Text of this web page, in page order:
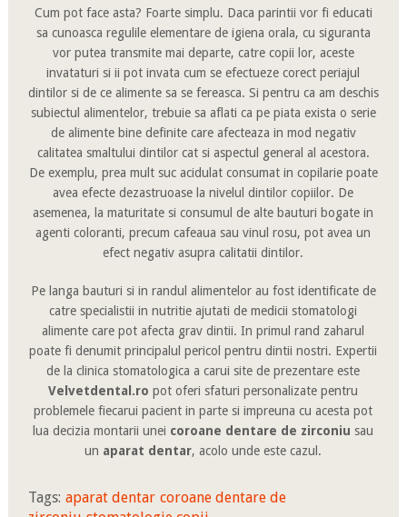
Cum pot face asta? Foarte simplu. Daca parintii vor fi educati
sa cunoasca regulile elementare de igiena orala, cu siguranta
vor putea transmite mai departe, catre copii lor, aceste
invataturi si ii pot invata cum se efectueze corect periajul
dintilor si de ce alimente sa se fereasca. Si pentru ca am deschis
subiectul alimentelor, trebuie sa aflati ca pe piata exista o serie
de alimente bine definite care afecteaza in mod negativ
calitatea smaltului dintilor cat si aspectul general al acestora.
De exemplu, prea mult suc acidulat consumat in copilarie poate
avea efecte dezastruoase la nivelul dintilor copiilor. De
asemenea, la maturitate si consumul de alte bauturi bogate in
agenti coloranti, precum cafeaua sau vinul rosu, pot avea un
efect negativ asupra calitatii dintilor.
Pe langa bauturi si in randul alimentelor au fost identificate de
catre specialistii in nutritie ajutati de medicii stomatologi
alimente care pot afecta grav dintii. In primul rand zaharul
poate fi denumit principalul pericol pentru dintii nostri. Expertii
de la clinica stomatologica a carui site de prezentare este
Velvetdental.ro pot oferi sfaturi personalizate pentru
problemele fiecarui pacient in parte si impreuna cu acesta pot
lua decizia montarii unei coroane dentare de zirconiu sau
un aparat dentar, acolo unde este cazul.
Tags: aparat dentar coroane dentare de